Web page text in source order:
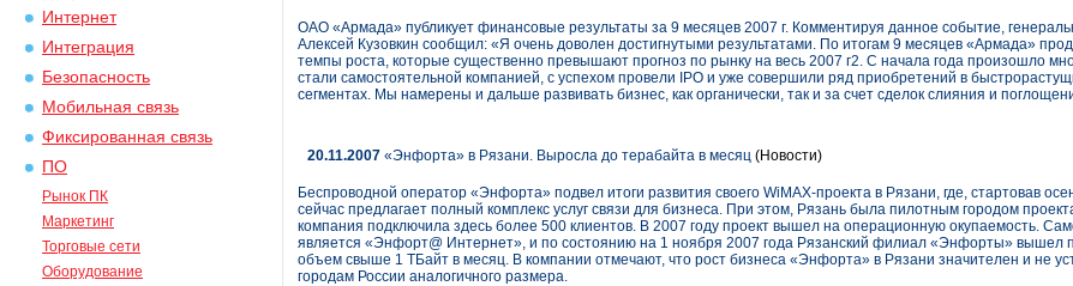
Интернет
Интеграция
Безопасность
Мобильная связь
Фиксированная связь
ПО
Рынок ПК
Маркетинг
Торговые сети
Оборудование
ОАО «Армада» публикует финансовые результаты за 9 месяцев 2007 г. Комментируя данное событие,
Алексей Кузовкин сообщил: «Я очень доволен достигнутыми результатами. По итогам 9 месяцев «Армада»
темпы роста, которые существенно превышают прогноз по рынку на весь 2007 г2. С начала года произошло
стали самостоятельной компанией, с успехом провели IPO и уже совершили ряд приобретений в
сегментах. Мы намерены и дальше развивать бизнес, как органически, так и за счет сделок слияния и
20.11.2007 «Энфорта» в Рязани. Выросла до терабайта в месяц (Новости)
Беспроводной оператор «Энфорта» подвел итоги развития своего WiMAX-проекта в Рязани, где, стартовав
сейчас предлагает полный комплекс услуг связи для бизнеса. При этом, Рязань была пилотным городом
компания подключила здесь более 500 клиентов. В 2007 году проект вышел на операционную окупаемость.
является «Энфорт@ Интернет», и по состоянию на 1 ноября 2007 года Рязанский филиал «Энфорты» вышел
объем свыше 1 ТБайт в месяц. В компании отмечают, что рост бизнеса «Энфорта» в Рязани значителен и не
городам России аналогичного размера.